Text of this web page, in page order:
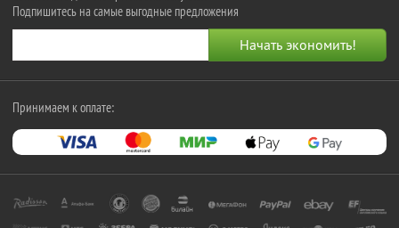
Подпишитесь на самые выгодные предложения
Принимаем к оплате: